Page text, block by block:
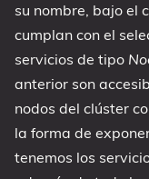
su nombre, bajo el
cumplan con el
servicios de tipo
anterior son
nodos del clúster
la forma de
tenemos los